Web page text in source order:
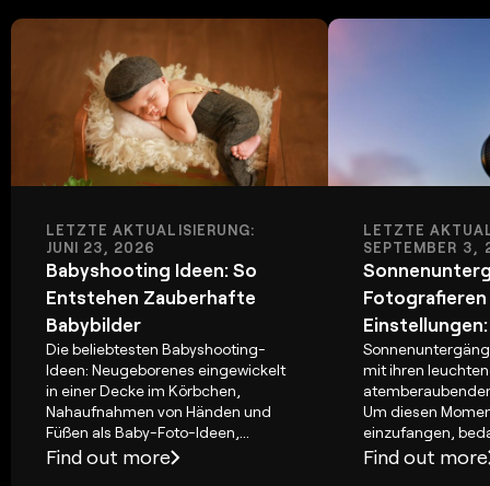
LETZTE AKTUALISIERUNG:
JUNI 23, 2026
Babyshooting Ideen: So
Entstehen Zauberhafte
Babybilder
Die beliebtesten Babyshooting-
Ideen: Neugeborenes eingewickelt
in einer Decke im Körbchen,
Nahaufnahmen von Händen und
Füßen als Baby-Foto-Ideen,...
Find out more
LETZTE
SEPTEMBER 3,
Fotografieren
mit ihren
Um diesen
einzufangen,
Find out more